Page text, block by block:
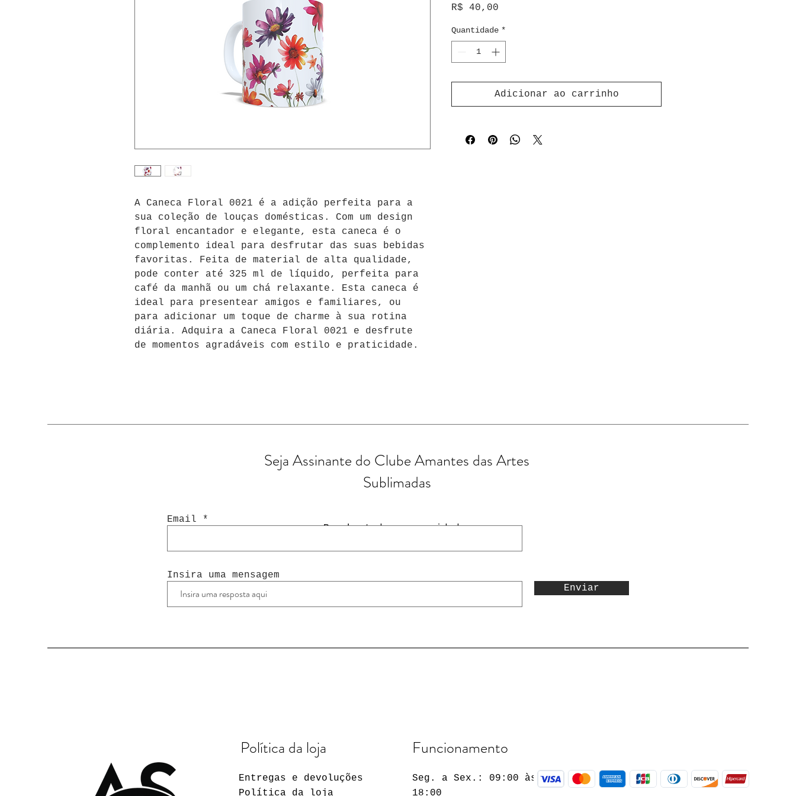
A Caneca Floral 0021 é a adição perfeita para a
sua coleção de louças domésticas. Com um design
floral encantador e elegante, esta caneca é o
complemento ideal para desfrutar das suas bebidas
favoritas. Feita de material de alta qualidade,
pode conter até 325 ml de líquido, perfeita para
café da manhã ou um chá relaxante. Esta caneca é
ideal para presentear amigos e familiares, ou
para adicionar um toque de charme à sua rotina
diária. Adquira a Caneca Floral 0021 e desfrute
de momentos agradáveis com estilo e praticidade.
R$ 40,00
Quantidade *
Adicionar ao carrinho
Seja Assinante do Clube Amantes das Artes
Sublimadas
Receba todas as novidades
Email
Insira uma mensagem
Enviar
Política da loja
Entregas e devoluções
Política da loja
Funcionamento
Seg. a Sex.: 09:00 às
18:00